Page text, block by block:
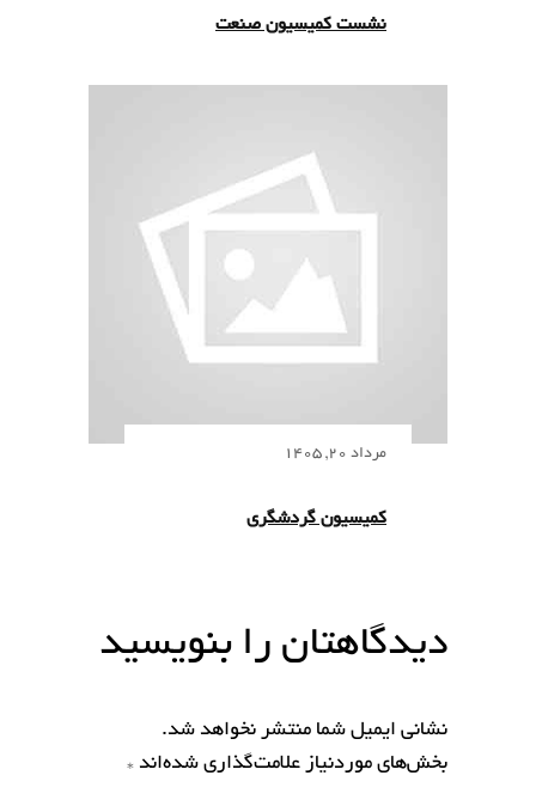
نشست کمیسیون صنعت
مرداد 20, 1405
کمیسیون گردشگری
دیدگاهتان را بنویسید
نشانی ایمیل شما منتشر نخواهد شد.
بخش‌های موردنیاز علامت‌گذاری شده‌اند *